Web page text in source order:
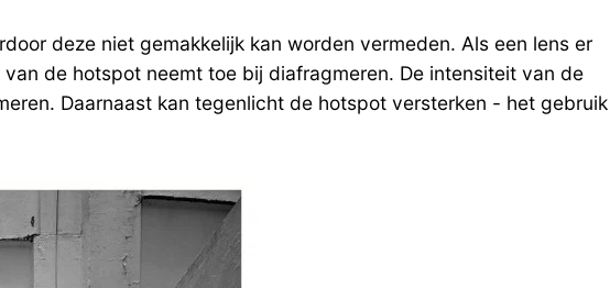
deze niet gemakkelijk kan worden vermeden. Als een lens er
de hotspot neemt toe bij diafragmeren. De intensiteit van de
Daarnaast kan tegenlicht de hotspot versterken - het gebruik